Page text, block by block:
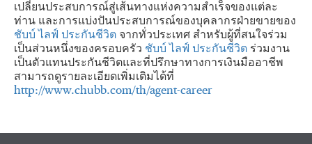
เปลี่ยนประสบการณ์สู่เส้นทางแห่งความสำเร็จของแต่ละ
ท่าน และการแบ่งปันประสบการณ์ของบุคลากรฝ่ายขายของ
ชับบ์ ไลฟ์ ประกันชีวิต จากทั่วประเทศ สำหรับผู้ที่สนใจร่วม
เป็นส่วนหนึ่งของครอบครัว ชับบ์ ไลฟ์ ประกันชีวิต ร่วมงาน
เป็นตัวแทนประกันชีวิตและที่ปรึกษาทางการเงินมืออาชีพ
สามารถดูรายละเอียดเพิ่มเติมได้ที่
http://www.chubb.com/th/agent-career